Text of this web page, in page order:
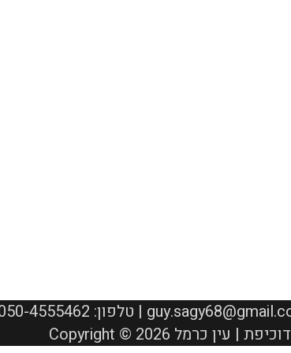
Copyright © 2026 דוכיפת | עין כרמל